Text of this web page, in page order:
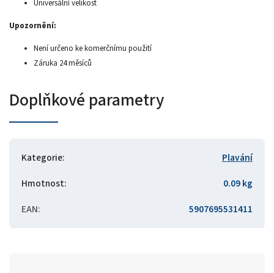
Universální velikost
Upozornění:
Není určeno ke komerčnímu použití
Záruka 24 měsíců
Doplňkové parametry
Kategorie:
Plavání
Hmotnost:
0.09 kg
EAN: 5907695531411